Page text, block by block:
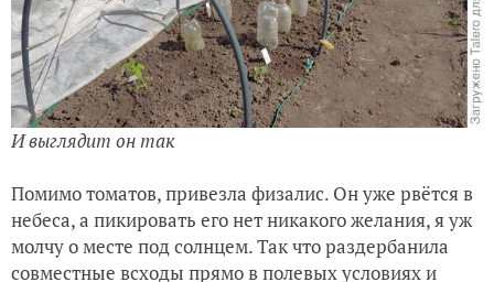
И выглядит он так
Помимо томатов, привезла физалис. Он уже рвётся в
небеса, а пикировать его нет никакого желания, я уж
молчу о месте под солнцем. Так что раздербанила
совместные всходы прямо в полевых условиях и